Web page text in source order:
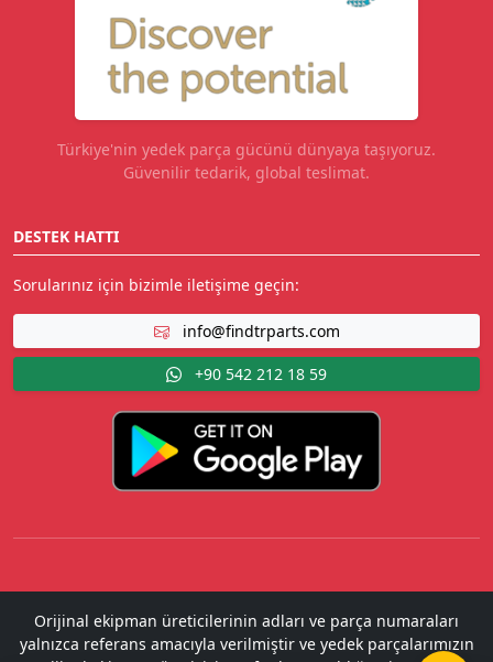
Türkiye'nin yedek parça gücünü dünyaya taşıyoruz.
Güvenilir tedarik, global teslimat.
DESTEK HATTI
Sorularınız için bizimle iletişime geçin:
info@findtrparts.com
+90 542 212 18 59
Orijinal ekipman üreticilerinin adları ve parça numaraları
yalnızca referans amacıyla verilmiştir ve yedek parçalarımızın